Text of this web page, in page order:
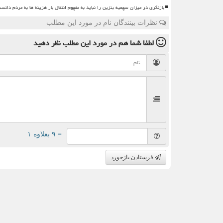
بازنگری در میزان سهمیه بنزین را نباید به مفهوم انتقال بار هزینه ها به مردم
نظرات بینندگان نام در مورد این مطلب
لطفا شما همدر مورد این مطلبنظر دهید
= ۹ بعلاوه ۱
فرستادن بازخورد